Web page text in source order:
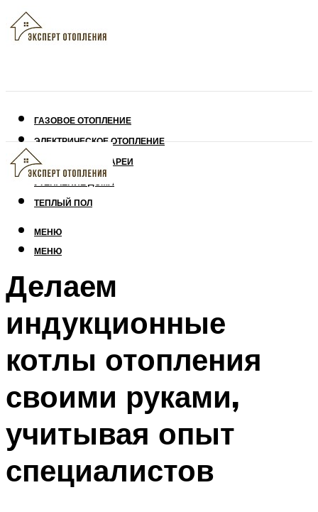
ГАЗОВОЕ ОТОПЛЕНИЕ
ЭЛЕКТРИЧЕСКОЕ ОТОПЛЕНИЕ
СОЛНЕЧНЫЕ БАТАРЕИ
УТЕПЛЕНИЕ ДОМА
ТЕПЛЫЙ ПОЛ
МЕНЮ
МЕНЮ
Делаем
индукционные
котлы отопления
своими руками,
учитывая опыт
специалистов